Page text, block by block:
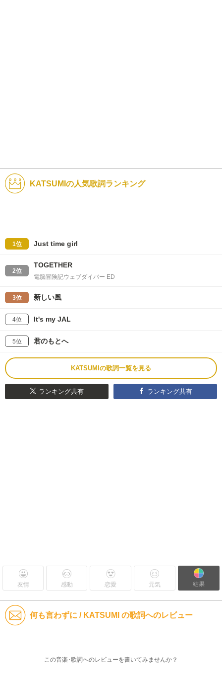
KATSUMIの人気歌詞ランキング
1位 Just time girl
2位
TOGETHER
電脳冒険記ウェブダイバー ED
3位 新しい風
4位 It's my JAL
5位 君のもとへ
KATSUMIの歌詞一覧を見る
ランキング共有 ランキング共有
友情 感動 恋愛 元気 結果
何も言わずに / KATSUMI の歌詞へのレビュー
この音楽･歌詞へのレビューを書いてみませんか？